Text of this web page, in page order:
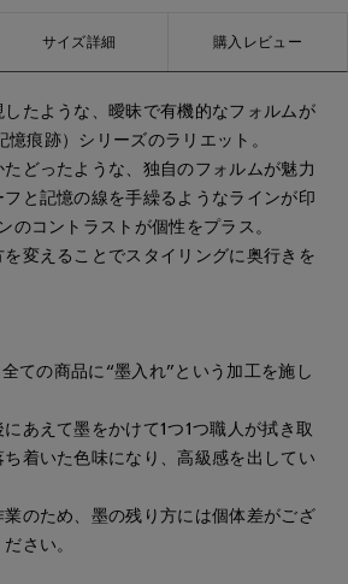
サイズ詳細 購入レビュー
たような、曖昧で有機的なフォルムが
痕跡）シリーズのラリエット。
どったような、独自のフォルムが魅力
と記憶の線を手繰るようなラインが印
のコントラストが個性をプラス。
変えることでスタイリングに奥行きを
ての商品に“墨入れ”という加工を施し
あえて墨をかけて1つ1つ職人が拭き取
着いた色味になり、高級感を出してい
のため、墨の残り方には個体差がござ
さい。